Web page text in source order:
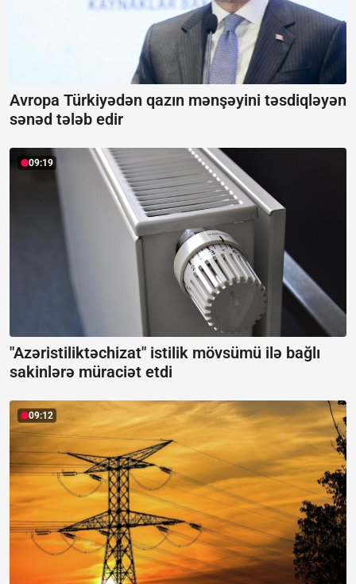
Avropa Türkiyədən qazın mənşəyini təsdiqləyən
sənəd tələb edir
09:19
"Azəristiliktəchizat" istilik mövsümü ilə bağlı
sakinlərə müraciət etdi
09:12